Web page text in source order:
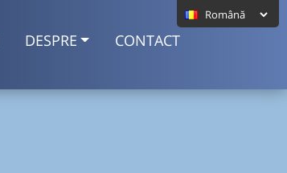
DESPRE CONTACT